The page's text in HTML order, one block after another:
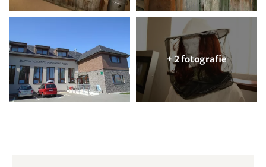
+ 2 fotografie